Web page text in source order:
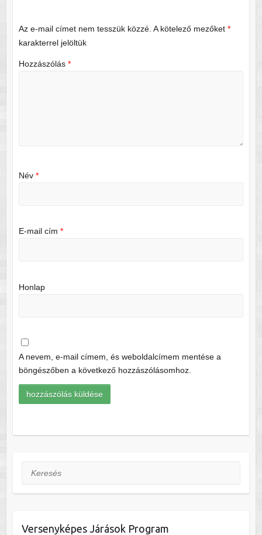
Az e-mail címet nem tesszük közzé. A kötelező mezőket *
karakterrel jelöltük
Hozzászólás *
Név *
E-mail cím *
Honlap
A nevem, e-mail címem, és weboldalcímem mentése a
böngészőben a következő hozzászólásomhoz.
Keresés
Versenyképes Járások Program